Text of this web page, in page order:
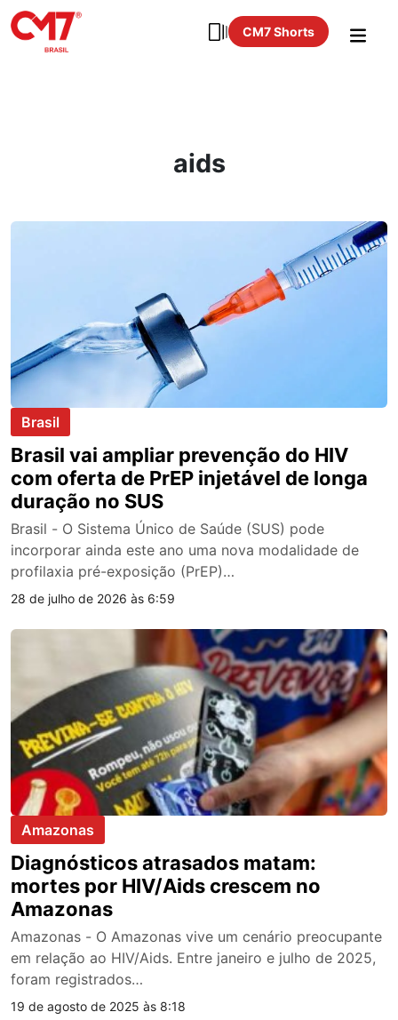
CM7 Shorts
aids
Brasil
Brasil vai ampliar prevenção do HIV
com oferta de PrEP injetável de longa
duração no SUS
Brasil - O Sistema Único de Saúde (SUS) pode
incorporar ainda este ano uma nova modalidade de
profilaxia pré-exposição (PrEP)…
28 de julho de 2026 às 6:59
Amazonas
Diagnósticos atrasados matam:
mortes por HIV/Aids crescem no
Amazonas
Amazonas - O Amazonas vive um cenário preocupante
em relação ao HIV/Aids. Entre janeiro e julho de 2025,
foram registrados…
19 de agosto de 2025 às 8:18